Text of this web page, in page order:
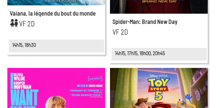
Vaiana, la légende du bout du monde
VF 2D
14h15, 18h30
Spider-Man: Brand New Day
VF 2D
14h15, 17h15, 18h00, 20h45